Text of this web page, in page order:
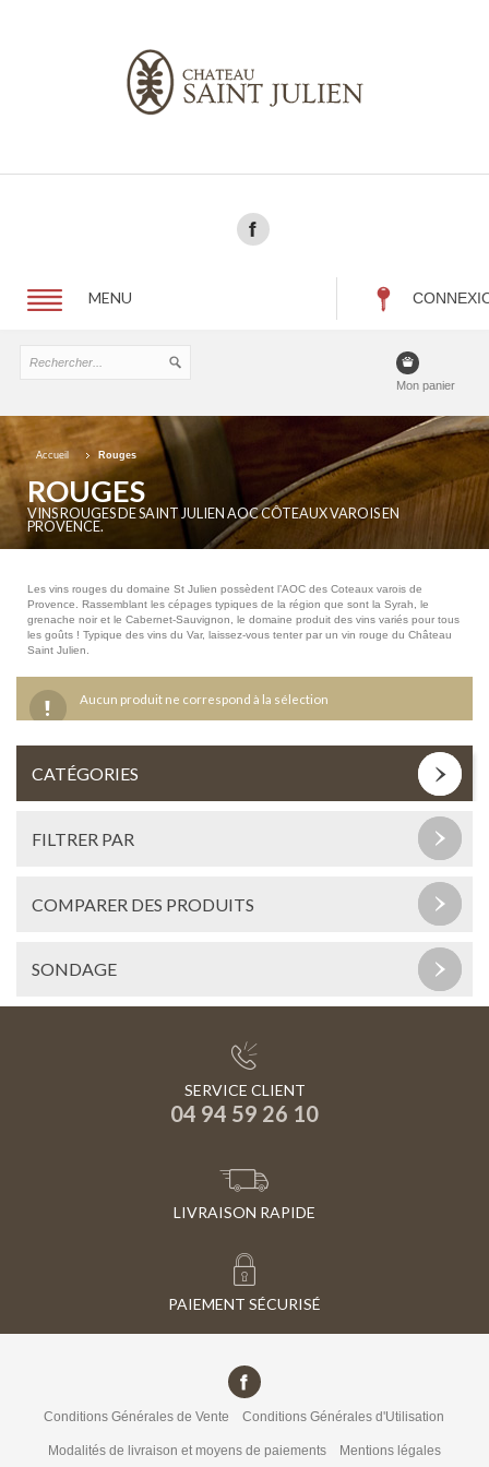
MENU
Mon panier
Accueil Rouges
ROUGES
VINS ROUGES DE SAINT JULIEN AOC CÔTEAUX VAROIS EN
PROVENCE.
Les vins rouges du domaine St Julien possèdent l’AOC des Coteaux varois de
Provence. Rassemblant les cépages typiques de la région que sont la Syrah, le
grenache noir et le Cabernet-Sauvignon, le domaine produit des vins variés pour tous
les goûts ! Typique des vins du Var, laissez-vous tenter par un vin rouge du Château
Saint Julien.
Aucun produit ne correspond à la sélection
CATÉGORIES
FILTRER PAR
COMPARER DES PRODUITS
SONDAGE
SERVICE CLIENT
04 94 59 26 10
LIVRAISON RAPIDE
PAIEMENT SÉCURISÉ
Conditions Générales de Vente Conditions Générales d'Utilisation
Modalités de livraison et moyens de paiements Mentions légales